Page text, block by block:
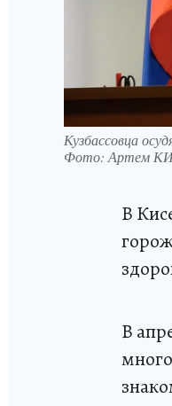
Кузбассовца
Фото: Артем
В
В